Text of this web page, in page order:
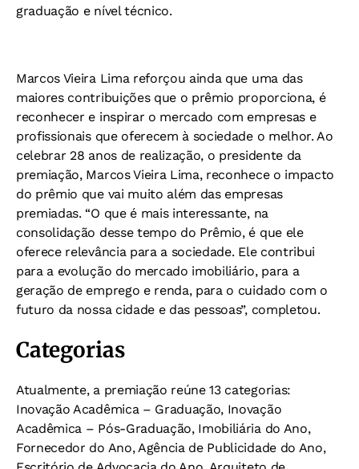
graduação e nível técnico.
Marcos Vieira Lima reforçou ainda que uma das
maiores contribuições que o prêmio proporciona, é
reconhecer e inspirar o mercado com empresas e
profissionais que oferecem à sociedade o melhor. Ao
celebrar 28 anos de realização, o presidente da
premiação, Marcos Vieira Lima, reconhece o impacto
do prêmio que vai muito além das empresas
premiadas. “O que é mais interessante, na
consolidação desse tempo do Prêmio, é que ele
oferece relevância para a sociedade. Ele contribui
para a evolução do mercado imobiliário, para a
geração de emprego e renda, para o cuidado com o
futuro da nossa cidade e das pessoas”, completou.
Categorias
Atualmente, a premiação reúne 13 categorias:
Inovação Acadêmica – Graduação, Inovação
Acadêmica – Pós-Graduação, Imobiliária do Ano,
Fornecedor do Ano, Agência de Publicidade do Ano,